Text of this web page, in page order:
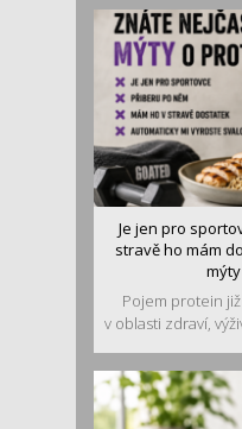
Je jen pro
stravě ho mám
Pojem protein
v oblasti zdraví,